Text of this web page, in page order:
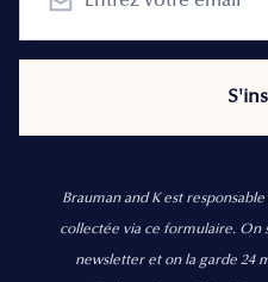
Brauman and K est
collectée via ce formulaire. On
newsletter et on la garde 24